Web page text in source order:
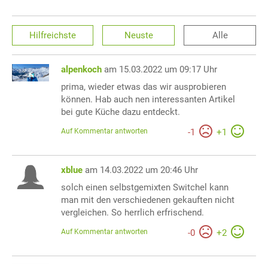
Hilfreichste Neuste Alle
alpenkoch am 15.03.2022 um 09:17 Uhr
prima, wieder etwas das wir ausprobieren
können. Hab auch nen interessanten Artikel
bei gute Küche dazu entdeckt.
-1 +1
Auf Kommentar antworten
xblue am 14.03.2022 um 20:46 Uhr
solch einen selbstgemixten Switchel kann
man mit den verschiedenen gekauften nicht
vergleichen. So herrlich erfrischend.
-0 +2
Auf Kommentar antworten